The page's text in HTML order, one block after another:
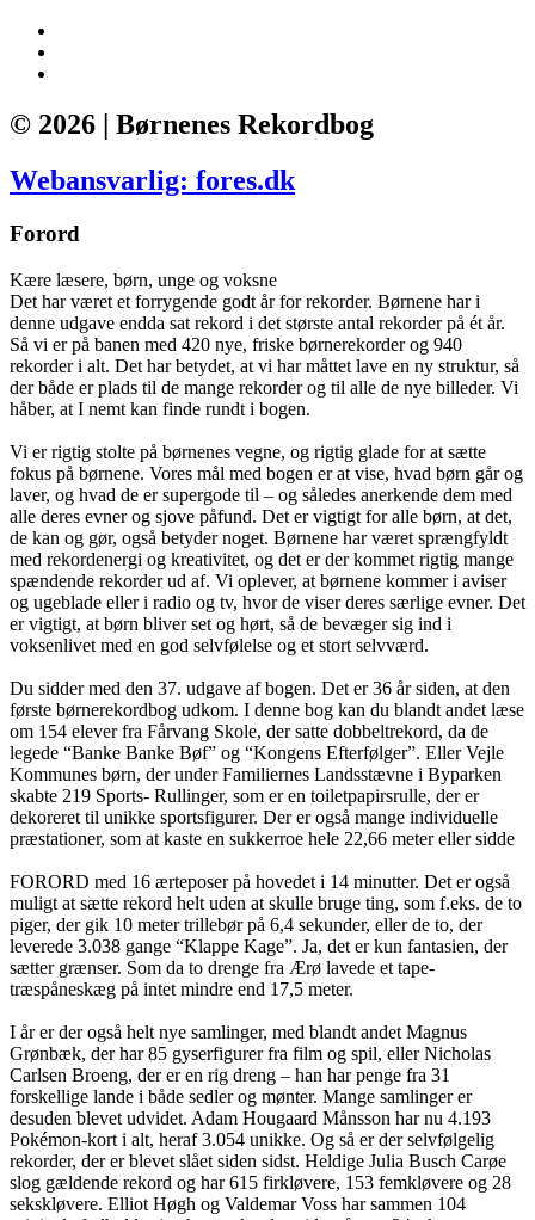
© 2026 | Børnenes Rekordbog
Webansvarlig: fores.dk
Forord
Kære læsere, børn, unge og voksne
Det har været et forrygende godt år for rekorder. Børnene har i
denne udgave endda sat rekord i det største antal rekorder på ét år.
Så vi er på banen med 420 nye, friske børnerekorder og 940
rekorder i alt. Det har betydet, at vi har måttet lave en ny struktur, så
der både er plads til de mange rekorder og til alle de nye billeder. Vi
håber, at I nemt kan finde rundt i bogen.
Vi er rigtig stolte på børnenes vegne, og rigtig glade for at sætte
fokus på børnene. Vores mål med bogen er at vise, hvad børn går og
laver, og hvad de er supergode til – og således anerkende dem med
alle deres evner og sjove påfund. Det er vigtigt for alle børn, at det,
de kan og gør, også betyder noget. Børnene har været sprængfyldt
med rekordenergi og kreativitet, og det er der kommet rigtig mange
spændende rekorder ud af. Vi oplever, at børnene kommer i aviser
og ugeblade eller i radio og tv, hvor de viser deres særlige evner. Det
er vigtigt, at børn bliver set og hørt, så de bevæger sig ind i
voksenlivet med en god selvfølelse og et stort selvværd.
Du sidder med den 37. udgave af bogen. Det er 36 år siden, at den
første børnerekordbog udkom. I denne bog kan du blandt andet læse
om 154 elever fra Fårvang Skole, der satte dobbeltrekord, da de
legede “Banke Banke Bøf” og “Kongens Efterfølger”. Eller Vejle
Kommunes børn, der under Familiernes Landsstævne i Byparken
skabte 219 Sports- Rullinger, som er en toiletpapirsrulle, der er
dekoreret til unikke sportsfigurer. Der er også mange individuelle
præstationer, som at kaste en sukkerroe hele 22,66 meter eller sidde
FORORD med 16 ærteposer på hovedet i 14 minutter. Det er også
muligt at sætte rekord helt uden at skulle bruge ting, som f.eks. de to
piger, der gik 10 meter trillebør på 6,4 sekunder, eller de to, der
leverede 3.038 gange “Klappe Kage”. Ja, det er kun fantasien, der
sætter grænser. Som da to drenge fra Ærø lavede et tape-
træspåneskæg på intet mindre end 17,5 meter.
I år er der også helt nye samlinger, med blandt andet Magnus
Grønbæk, der har 85 gyserfigurer fra film og spil, eller Nicholas
Carlsen Broeng, der er en rig dreng – han har penge fra 31
forskellige lande i både sedler og mønter. Mange samlinger er
desuden blevet udvidet. Adam Hougaard Månsson har nu 4.193
Pokémon-kort i alt, heraf 3.054 unikke. Og så er der selvfølgelig
rekorder, der er blevet slået siden sidst. Heldige Julia Busch Carøe
slog gældende rekord og har 615 firkløvere, 153 femkløvere og 28
sekskløvere. Elliot Høgh og Valdemar Voss har sammen 104